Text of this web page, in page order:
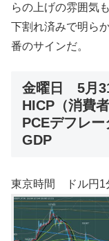
らの上げの雰囲気
下割れ済みで明ら
番のサインだ。
金曜日 5月
HICP（消費
PCEデフレ
GDP
東京時間 ドル円1